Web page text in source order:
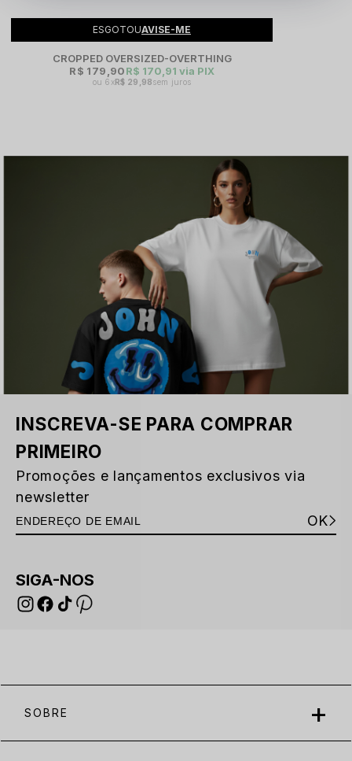
ESGOTOUAVISE-ME
CROPPED OVERSIZED-OVERTHING
R$ 170,91 via PIX
R$ 179,90
6xR$ 29,98sem juros
INSCREVA-SE PARA COMPRAR
PRIMEIRO
Promoções e lançamentos exclusivos via
newsletter
OK
SIGA-NOS
SOBRE